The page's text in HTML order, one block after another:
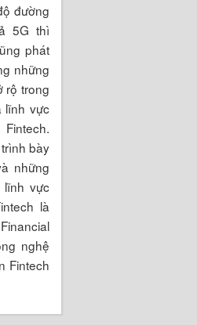
đường
5G thì
phát
những
rộ trong
lĩnh vực
bày
những
lĩnh vực
là
nghệ
Fintech